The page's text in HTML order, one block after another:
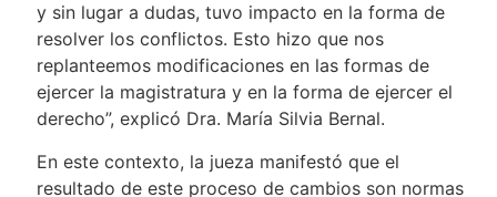
y sin lugar a dudas, tuvo impacto en la forma de
resolver los conflictos. Esto hizo que nos
replanteemos modificaciones en las formas de
ejercer la magistratura y en la forma de ejercer el
derecho”, explicó Dra. María Silvia Bernal.
En este contexto, la jueza manifestó que el
resultado de este proceso de cambios son normas